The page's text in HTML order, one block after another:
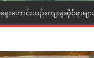
ရှေးဟောင်းယဉ်ကျေးမှုဆိုင်ရာများ